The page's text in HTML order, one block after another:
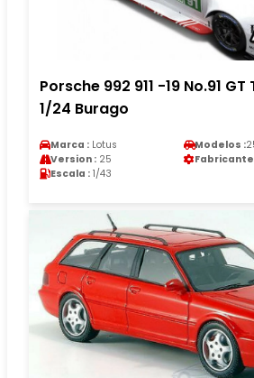
Porsche 992 911 -19 No.91
1/24 Burago
Marca : Lotus Modelos :
Version : 25 Fabricante
Escala : 1/43